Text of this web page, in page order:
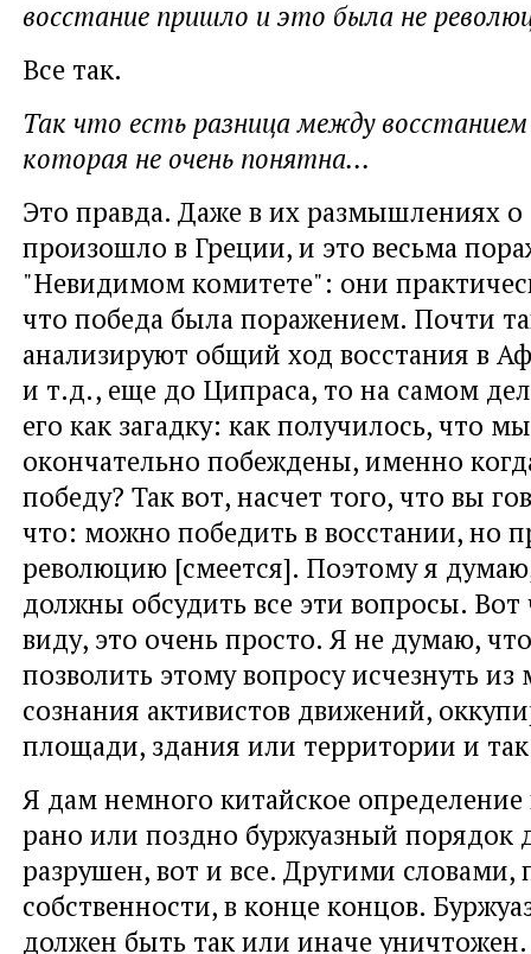
восстание пришло и это была не
Все так.
Так что есть разница между
которая не очень понятна...
Это правда. Даже в их размышлениях
произошло в Греции, и это весьма
"Невидимом комитете": они
что победа была поражением. Почти
анализируют общий ход восстания в
и т.д., еще до Ципраса, то на самом
его как загадку: как получилось, что
окончательно побеждены, именно
победу? Так вот, насчет того, что вы
что: можно победить в восстании, но
революцию [смеется]. Поэтому я
должны обсудить все эти вопросы.
виду, это очень просто. Я не думаю,
позволить этому вопросу исчезнуть из
сознания активистов движений,
площади, здания или территории и
Я дам немного китайское
рано или поздно буржуазный порядок
разрушен, вот и все. Другими словами,
собственности, в конце концов.
должен быть так или иначе